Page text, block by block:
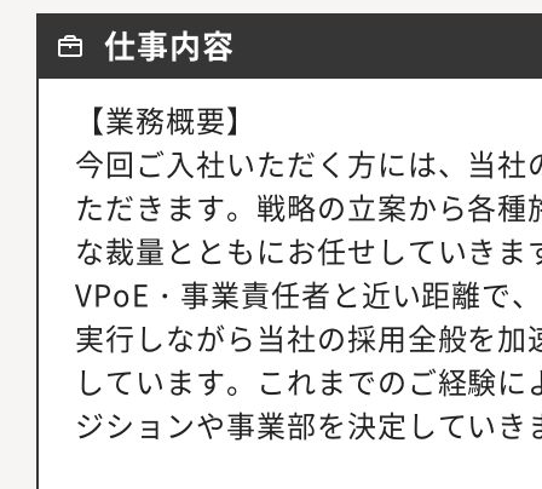
仕事内容
【業務概要】
今回ご入社いただく方には、当
ただきます。戦略の立案から各
な裁量とともにお任せしていきま
VPoE・事業責任者と近い距離で
実行しながら当社の採用全般を
しています。これまでのご経験
ジションや事業部を決定していき